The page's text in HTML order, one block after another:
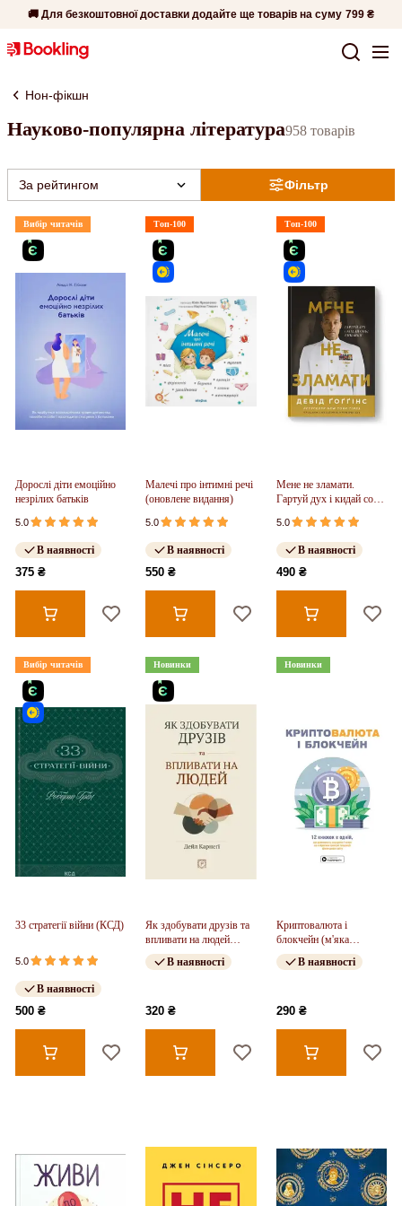
🚚 Для безкоштовної доставки додайте ще товарів на суму 799 ₴
Нон-фікшн
Науково-популярна література958 товарів
Фільтр
За рейтингом
Вибір читачів
Дорослі діти емоційно
незрілих батьків
5.0
В наявності
375 ₴
Топ-100
Малечі про інтимні речі
(оновлене видання)
5.0
В наявності
550 ₴
Топ-100
Мене не зламати.
Гартуй дух і кидай собі
виклики
5.0
В наявності
490 ₴
Вибір читачів
33 стратегії війни (КСД)
5.0
В наявності
500 ₴
Новинки
Як здобувати друзів та
впливати на людей
(м'яка обкладинка)
В наявності
320 ₴
Новинки
Криптовалюта і
блокчейн (м'яка
обкладинка)
В наявності
290 ₴